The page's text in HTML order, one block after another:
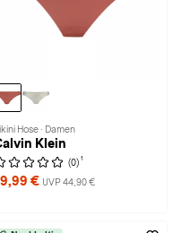
Hose · Damen
Klein
(0) 1
€ UVP 44,90 €